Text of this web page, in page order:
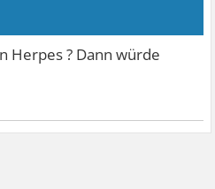
Herpes ? Dann würde